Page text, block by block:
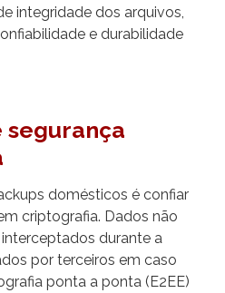
integridade dos arquivos,
e durabilidade
domésticos é confiar
criptografia. Dados não
durante a
por terceiros em caso
ponta a ponta (E2EE)